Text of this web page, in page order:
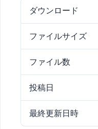
ダウンロード
ファイルサイズ
ファイル数
投稿日
最終更新日時